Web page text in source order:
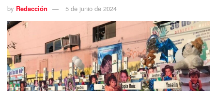
by Redacción 5 de junio de 2024